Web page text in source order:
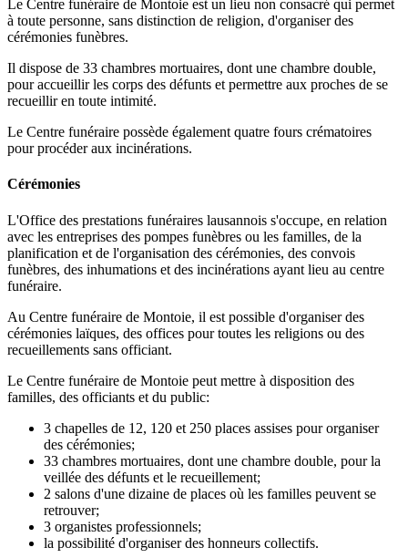
Le Centre funéraire de Montoie est un lieu non consacré qui permet
à toute personne, sans distinction de religion, d'organiser des
cérémonies funèbres.
Il dispose de 33 chambres mortuaires, dont une chambre double,
pour accueillir les corps des défunts et permettre aux proches de se
recueillir en toute intimité.
Le Centre funéraire possède également quatre fours crématoires
pour procéder aux incinérations.
Cérémonies
L'Office des prestations funéraires lausannois s'occupe, en relation
avec les entreprises des pompes funèbres ou les familles, de la
planification et de l'organisation des cérémonies, des convois
funèbres, des inhumations et des incinérations ayant lieu au centre
funéraire.
Au Centre funéraire de Montoie, il est possible d'organiser des
cérémonies laïques, des offices pour toutes les religions ou des
recueillements sans officiant.
Le Centre funéraire de Montoie peut mettre à disposition des
familles, des officiants et du public:
3 chapelles de 12, 120 et 250 places assises pour organiser
des cérémonies;
33 chambres mortuaires, dont une chambre double, pour la
veillée des défunts et le recueillement;
2 salons d'une dizaine de places où les familles peuvent se
retrouver;
3 organistes professionnels;
la possibilité d'organiser des honneurs collectifs.